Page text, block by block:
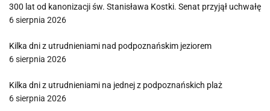
300 lat od kanonizacji św. Stanisława Kostki. Senat przyjął uchwałę
6 sierpnia 2026
Kilka dni z utrudnieniami nad podpoznańskim jeziorem
6 sierpnia 2026
Kilka dni z utrudnieniami na jednej z podpoznańskich plaż
6 sierpnia 2026